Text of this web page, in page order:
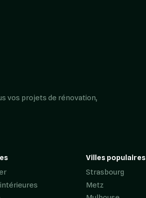
vos projets de rénovation,
Villes populaires
Strasbourg
Metz